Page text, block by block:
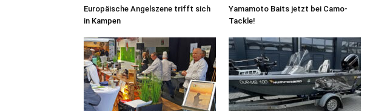
Europäische Angelszene trifft sich
in Kampen
Yamamoto Baits jetzt bei Camo-
Tackle!